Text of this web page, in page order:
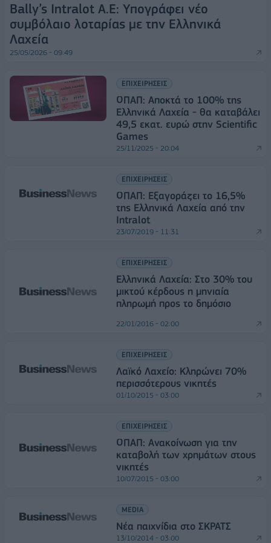
Bally’s Intralot Α.Ε: Υπογράφει νέο
συμβόλαιο λοταρίας με την Ελληνικά
Λαχεία
25/05/2026 - 09:49
ΕΠΙΧΕΙΡΗΣΕΙΣ
ΟΠΑΠ: Αποκτά το 100% της
Ελληνικά Λαχεία - θα καταβάλει
49,5 εκατ. ευρώ στην Scientific
Games
25/11/2025 - 20:04
ΕΠΙΧΕΙΡΗΣΕΙΣ
ΟΠΑΠ: Εξαγοράζει το 16,5%
της Ελληνικά Λαχεία από την
Intralot
23/07/2019 - 11:31
ΕΠΙΧΕΙΡΗΣΕΙΣ
Ελληνικά Λαχεία: Στο 30% του
μικτού κέρδους η μηνιαία
πληρωμή προς το δημόσιο
22/01/2016 - 02:00
ΕΠΙΧΕΙΡΗΣΕΙΣ
Λαϊκό Λαχείο: Κληρώνει 70%
περισσότερους νικητές
01/10/2015 - 03:00
ΕΠΙΧΕΙΡΗΣΕΙΣ
ΟΠΑΠ: Ανακοίνωση για την
καταβολή των χρημάτων στους
νικητές
10/07/2015 - 03:00
MEDIA
Νέα παιχνίδια στο ΣΚΡΑΤΣ
13/10/2014 - 03:00